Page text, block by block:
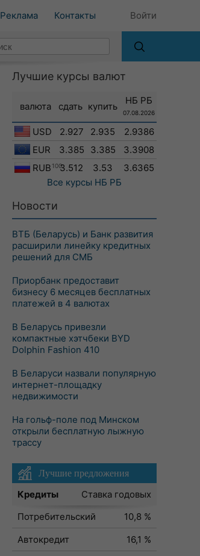
Реклама Контакты Войти
Лучшие курсы валют
валюта сдать купить
НБ РБ
07.08.2026
USD 2.927 2.935
2.9386
EUR
3.385 3.385
3.3908
RUB 1003.512 3.53
3.6365
Все курсы НБ РБ
Новости
ВТБ (Беларусь) и Банк развития
расширили линейку кредитных
решений для СМБ
Приорбанк предоставит
бизнесу 6 месяцев бесплатных
платежей в 4 валютах
В Беларусь привезли
компактные хэтчбеки BYD
Dolphin Fashion 410
В Беларуси назвали популярную
интернет-площадку
недвижимости
На гольф-поле под Минском
открыли бесплатную лыжную
трассу
Лучшие предложения
Кредиты
Ставка годовых
Потребительский
10,8 %
Автокредит
16,1 %